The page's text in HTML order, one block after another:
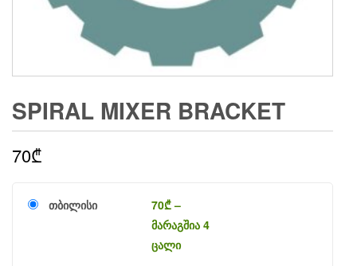
SPIRAL MIXER BRACKET
70₾
თბილისი 70₾–
მარაგშია 4
ცალი